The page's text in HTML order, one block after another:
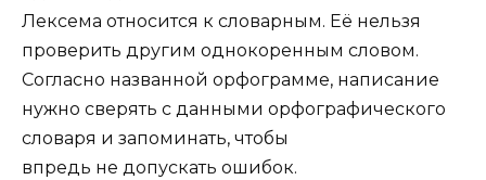
Лексема относится к словарным. Её нельзя
проверить другим однокоренным словом.
Согласно названной орфограмме, написание
нужно сверять с данными орфографического
словаря и запоминать, чтобы
впредь не допускать ошибок.